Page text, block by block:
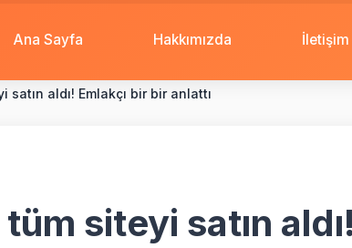
Ana Sayfa Hakkımızda İletişim
aldı! Emlakçı bir bir anlattı
siteyi satın